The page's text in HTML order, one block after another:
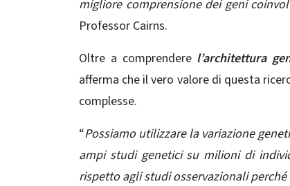
migliore comprensione dei geni
Professor Cairns.
Oltre a comprendere l’architettura
afferma che il vero valore di questa
complesse.
“Possiamo utilizzare la variazione
ampi studi genetici su milioni di
rispetto agli studi osservazionali